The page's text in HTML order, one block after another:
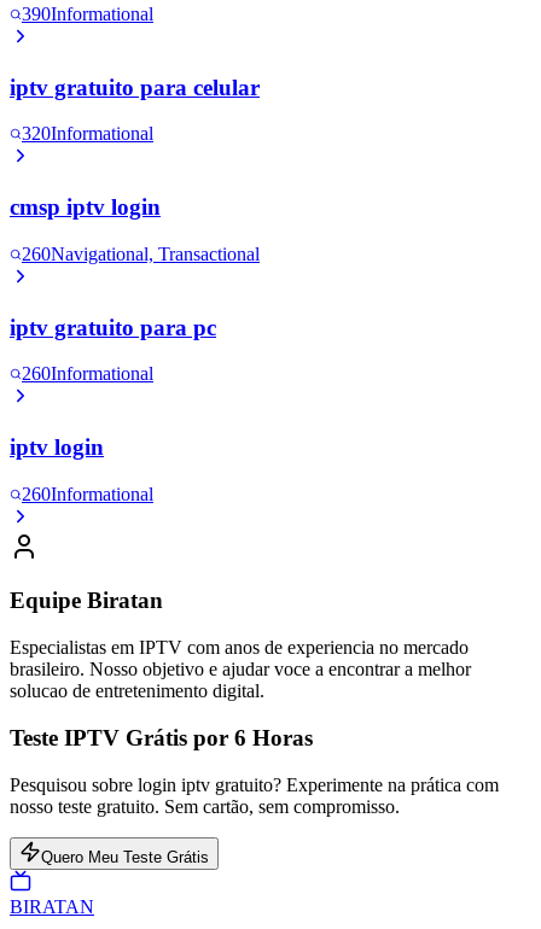
390Informational
iptv gratuito para celular
320Informational
cmsp iptv login
260Navigational, Transactional
iptv gratuito para pc
260Informational
iptv login
260Informational
Equipe Biratan
Especialistas em IPTV com anos de experiencia no mercado
brasileiro. Nosso objetivo e ajudar voce a encontrar a melhor
solucao de entretenimento digital.
Teste IPTV Grátis por 6 Horas
Pesquisou sobre login iptv gratuito? Experimente na prática com
nosso teste gratuito. Sem cartão, sem compromisso.
Quero Meu Teste Grátis
BIRATAN